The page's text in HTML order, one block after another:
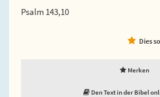
Psalm 143,10
Dies
Merken
Den Text in der Bibel